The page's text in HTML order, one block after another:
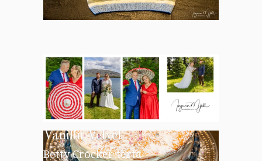
Rifsberjahlaup
Blómkálssúpa
Holl og góð
Vanillu Velvet
Betty Crocker terta
Djúpsteiktur Camembert
Ljúffengt & gott